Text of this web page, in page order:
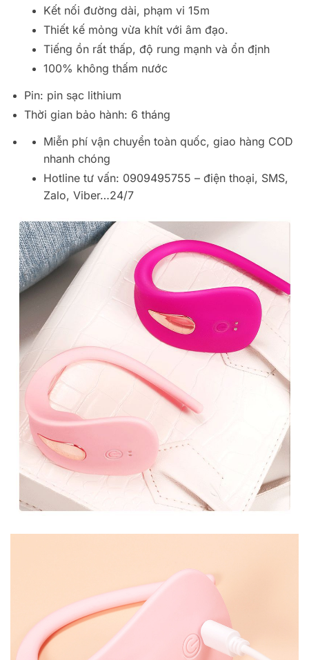
Kết nối đường dài, phạm vi 15m
Thiết kế mỏng vừa khít với âm đạo.
Tiếng ồn rất thấp, độ rung mạnh và ổn định
100% không thấm nước
Pin: pin sạc lithium
Thời gian bảo hành: 6 tháng
Miễn phí vận chuyển toàn quốc, giao hàng COD
nhanh chóng
Hotline tư vấn: 0909495755 – điện thoại, SMS,
Zalo, Viber…24/7